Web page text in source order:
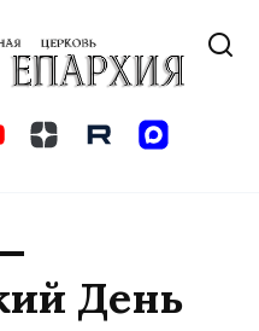
День